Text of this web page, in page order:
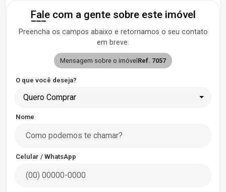
Fale com a gente sobre este imóvel
Preencha os campos abaixo e retornamos o seu contato
em breve.
Mensagem sobre o imóvel Ref. 7057
O que você deseja?
Quero Comprar
Nome
Celular / WhatsApp